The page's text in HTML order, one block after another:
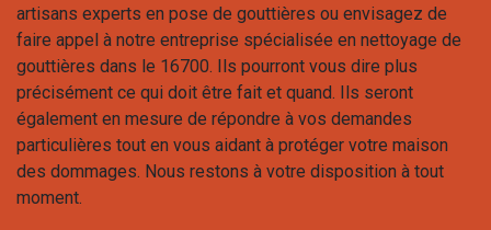
artisans experts en pose de gouttières ou envisagez de
faire appel à notre entreprise spécialisée en nettoyage de
gouttières dans le 16700. Ils pourront vous dire plus
précisément ce qui doit être fait et quand. Ils seront
également en mesure de répondre à vos demandes
particulières tout en vous aidant à protéger votre maison
des dommages. Nous restons à votre disposition à tout
moment.